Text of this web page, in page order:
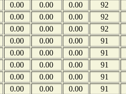
0.00 0.00 0.00 92
0.00 0.00 0.00 92
0.00 0.00 0.00 92
0.00 0.00 0.00 91
0.00 0.00 0.00 91
0.00 0.00 0.00 91
0.00 0.00 0.00 91
0.00 0.00 0.00 91